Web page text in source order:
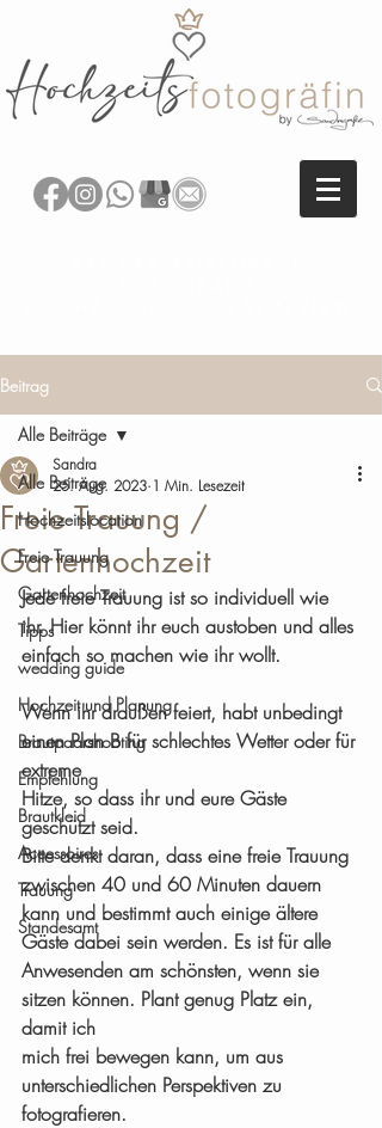
Beitrag
Alle Beiträge
Hochzeitslocation
Freie Trauung
Gartenhochzeit
Tipps
wedding guide
Hochzeit und Planung
Brautpaarshooting
Empfehlung
Brautkleid
Accessoires
Trauung
Standesamt
Alle Beiträge
Freie Trauung /
Gartenhochzeit
Sandra
25. Aug. 2023 1 Min. Lesezeit
Jede freie Trauung ist so individuell wie
ihr. Hier könnt ihr euch austoben und alles
einfach so machen wie ihr wollt.
Wenn ihr draußen feiert, habt unbedingt
einen Plan B für schlechtes Wetter oder für
extreme
Hitze, so dass ihr und eure Gäste
geschützt seid.
Bitte denkt daran, dass eine freie Trauung
zwischen 40 und 60 Minuten dauern
kann und bestimmt auch einige ältere
Gäste dabei sein werden. Es ist für alle
Anwesenden am schönsten, wenn sie
sitzen können. Plant genug Platz ein,
damit ich
mich frei bewegen kann, um aus
unterschiedlichen Perspektiven zu
fotografieren.